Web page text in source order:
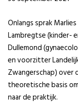
Onlangs sprak
Lambregtse (kinder-
Dullemond
en voorzitter
Zwangerschap) over
theoretische basis
naar de praktijk.